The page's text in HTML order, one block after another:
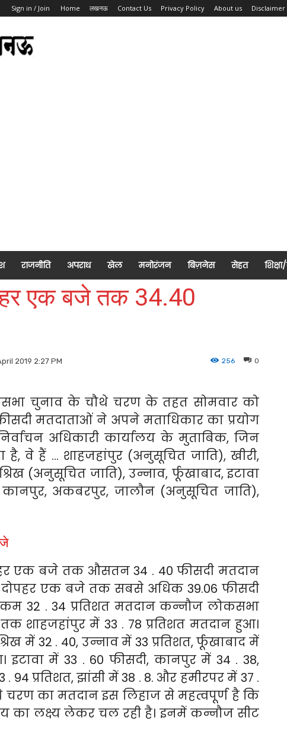
Sign in / Join Home लखनऊ Contact Us Privacy Policy About us Disclaimer
राजनीति अपराध खेल मनोरंजन बिज़नेस सेहत
एक बजे तक 34.40
2019 2:27 PM 0
256
चुनाव के चौथे चरण के तहत सोमवार को
मतदाताओं ने अपने मताधिकार का प्रयोग
अधिकारी कार्यालय के मुताबिक, जिन
है, वे हैं … शाहजहांपुर (अनुसूचित जाति), खीरी,
(अनुसूचित जाति), उन्नाव, र्फूखाबाद, इटावा
अकबरपुर, जालौन (अनुसूचित जाति),
एक बजे तक औसतन 34 . 40 फीसदी मतदान
एक बजे तक सबसे अधिक 39.06 फीसदी
32 . 34 प्रतिशत मतदान कन्नौज लोकसभा
शाहजहांपुर में 33 . 78 प्रतिशत मतदान हुआ।
में 32 . 40, उन्नाव में 33 प्रतिशत, र्फूखाबाद में
इटावा में 33 . 60 फीसदी, कानपुर में 34 . 38,
प्रतिशत, झांसी में 38 . 8. और हमीरपर में 37 .
चरण का मतदान इस लिहाज से महत्वपूर्ण है कि
का लक्ष्य लेकर चल रही है। इनमें कन्नौज सीट